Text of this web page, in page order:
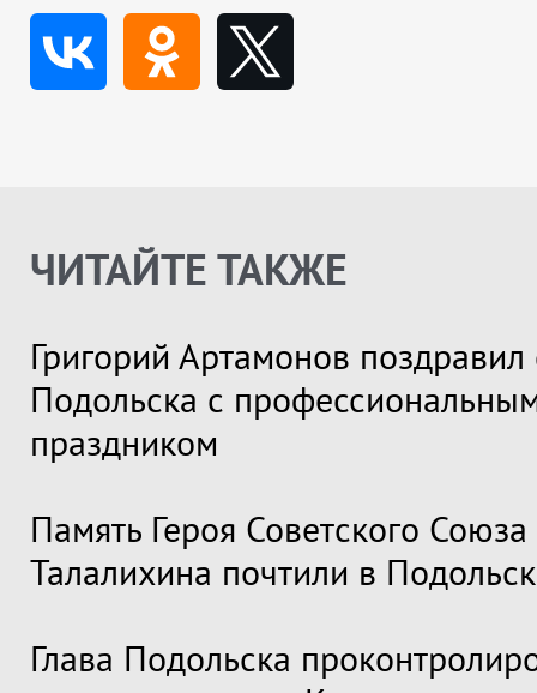
ЧИТАЙТЕ ТАКЖЕ
Григорий Артамонов поздравил
Подольска с
праздником
Память Героя Советского
Талалихина почтили в
Глава Подольска